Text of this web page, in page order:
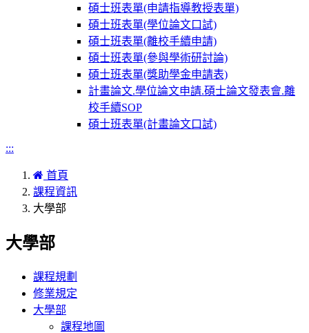
碩士班表單(申請指導教授表單)
碩士班表單(學位論文口試)
碩士班表單(離校手續申請)
碩士班表單(參與學術研討論)
碩士班表單(獎助學金申請表)
計畫論文.學位論文申請.碩士論文發表會.離
校手續SOP
碩士班表單(計畫論文口試)
:::
首頁
課程資訊
大學部
大學部
課程規劃
修業規定
大學部
課程地圖